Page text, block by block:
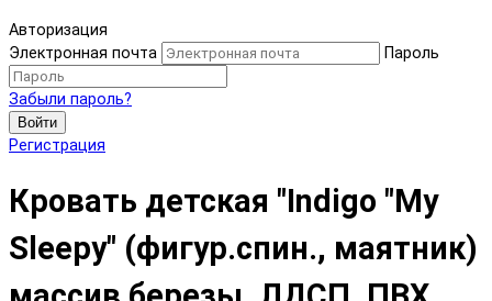
Авторизация
Электронная почта
Пароль
Забыли пароль?
Войти
Регистрация
Кровать детская "Indigo "My
Sleepy" (фигур.спин., маятник)